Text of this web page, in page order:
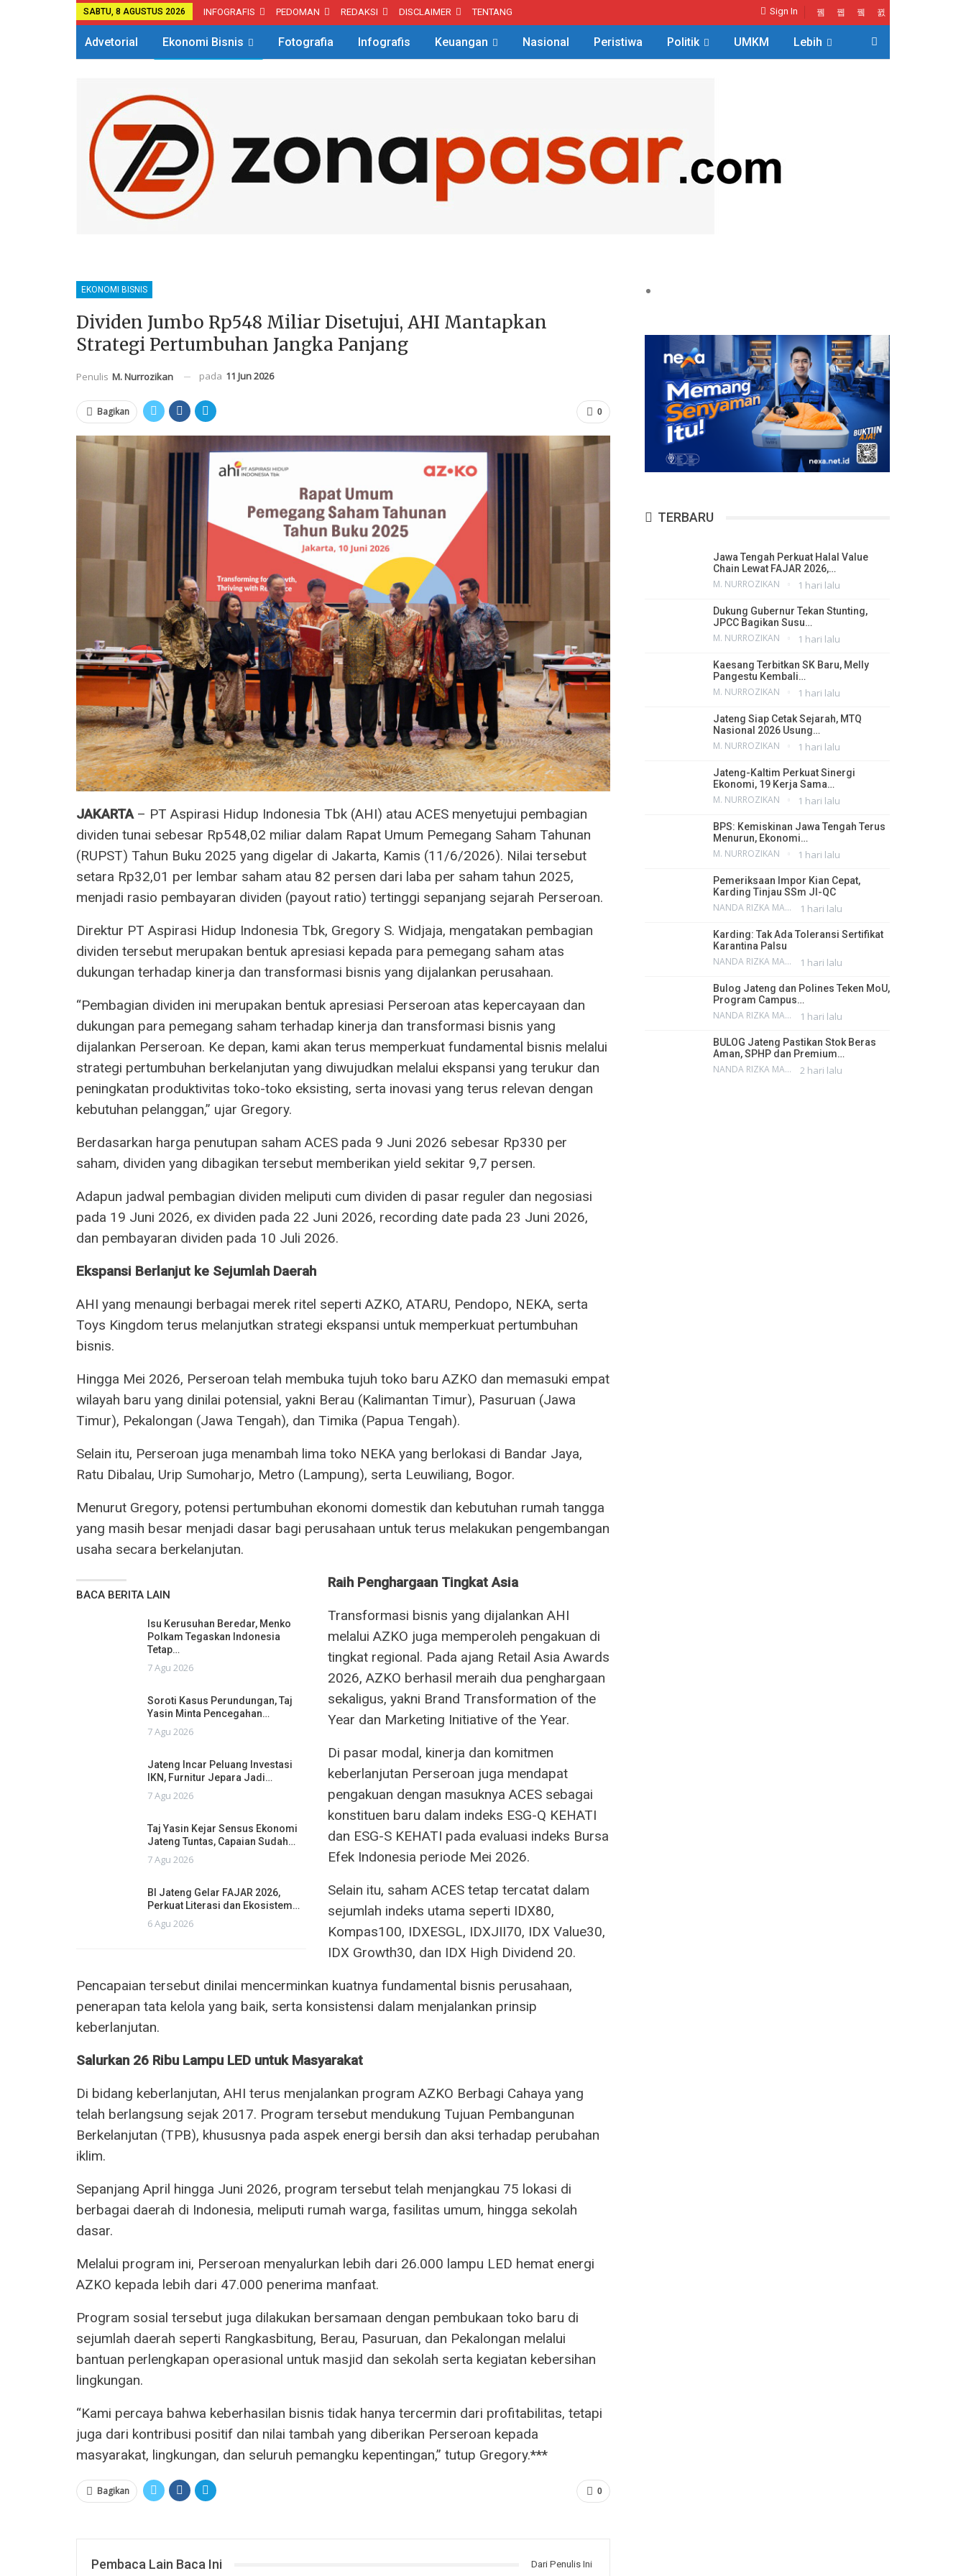
Sign In
SABTU, 8 AGUSTUS 2026 INFOGRAFIS PEDOMAN REDAKSI DISCLAIMER TENTANG
Advetorial Ekonomi Bisnis Fotografia Infografis Keuangan Nasional Peristiwa Politik UMKM Lebih
EKONOMI BISNIS
Dividen Jumbo Rp548 Miliar Disetujui, AHI Mantapkan
Strategi Pertumbuhan Jangka Panjang
Penulis M. Nurrozikan pada 11 Jun 2026
0
Bagikan
JAKARTA– PT Aspirasi Hidup Indonesia Tbk (AHI) atau ACES menyetujui pembagian
dividen tunai sebesar Rp548,02 miliar dalam Rapat Umum Pemegang Saham Tahunan
(RUPST) Tahun Buku 2025 yang digelar di Jakarta, Kamis (11/6/2026). Nilai tersebut
setara Rp32,01 per lembar saham atau 82 persen dari laba per saham tahun 2025,
menjadi rasio pembayaran dividen (payout ratio) tertinggi sepanjang sejarah Perseroan.
Direktur PT Aspirasi Hidup Indonesia Tbk, Gregory S. Widjaja, mengatakan pembagian
dividen tersebut merupakan bentuk apresiasi kepada para pemegang saham atas
dukungan terhadap kinerja dan transformasi bisnis yang dijalankan perusahaan.
“Pembagian dividen ini merupakan bentuk apresiasi Perseroan atas kepercayaan dan
dukungan para pemegang saham terhadap kinerja dan transformasi bisnis yang
dijalankan Perseroan. Ke depan, kami akan terus memperkuat fundamental bisnis melalui
strategi pertumbuhan berkelanjutan yang diwujudkan melalui ekspansi yang terukur dan
peningkatan produktivitas toko-toko eksisting, serta inovasi yang terus relevan dengan
kebutuhan pelanggan,” ujar Gregory.
Berdasarkan harga penutupan saham ACES pada 9 Juni 2026 sebesar Rp330 per
saham, dividen yang dibagikan tersebut memberikan yield sekitar 9,7 persen.
Adapun jadwal pembagian dividen meliputi cum dividen di pasar reguler dan negosiasi
pada 19 Juni 2026, ex dividen pada 22 Juni 2026, recording date pada 23 Juni 2026,
dan pembayaran dividen pada 10 Juli 2026.
Ekspansi Berlanjut ke Sejumlah Daerah
AHI yang menaungi berbagai merek ritel seperti AZKO, ATARU, Pendopo, NEKA, serta
Toys Kingdom terus melanjutkan strategi ekspansi untuk memperkuat pertumbuhan
bisnis.
Hingga Mei 2026, Perseroan telah membuka tujuh toko baru AZKO dan memasuki empat
wilayah baru yang dinilai potensial, yakni Berau (Kalimantan Timur), Pasuruan (Jawa
Timur), Pekalongan (Jawa Tengah), dan Timika (Papua Tengah).
Selain itu, Perseroan juga menambah lima toko NEKA yang berlokasi di Bandar Jaya,
Ratu Dibalau, Urip Sumoharjo, Metro (Lampung), serta Leuwiliang, Bogor.
Menurut Gregory, potensi pertumbuhan ekonomi domestik dan kebutuhan rumah tangga
yang masih besar menjadi dasar bagi perusahaan untuk terus melakukan pengembangan
usaha secara berkelanjutan.
BACA BERITA LAIN
Isu Kerusuhan Beredar, Menko
Polkam Tegaskan Indonesia
Tetap…
7 Agu 2026
Soroti Kasus Perundungan, Taj
Yasin Minta Pencegahan…
7 Agu 2026
Jateng Incar Peluang Investasi
IKN, Furnitur Jepara Jadi…
7 Agu 2026
Taj Yasin Kejar Sensus Ekonomi
Jateng Tuntas, Capaian Sudah…
7 Agu 2026
BI Jateng Gelar FAJAR 2026,
Perkuat Literasi dan Ekosistem…
6 Agu 2026
Raih Penghargaan Tingkat Asia
Transformasi bisnis yang dijalankan AHI
melalui AZKO juga memperoleh pengakuan di
tingkat regional. Pada ajang Retail Asia Awards
2026, AZKO berhasil meraih dua penghargaan
sekaligus, yakni Brand Transformation of the
Year dan Marketing Initiative of the Year.
Di pasar modal, kinerja dan komitmen
keberlanjutan Perseroan juga mendapat
pengakuan dengan masuknya ACES sebagai
konstituen baru dalam indeks ESG-Q KEHATI
dan ESG-S KEHATI pada evaluasi indeks Bursa
Efek Indonesia periode Mei 2026.
Selain itu, saham ACES tetap tercatat dalam
sejumlah indeks utama seperti IDX80,
Kompas100, IDXESGL, IDXJII70, IDX Value30,
IDX Growth30, dan IDX High Dividend 20.
Pencapaian tersebut dinilai mencerminkan kuatnya fundamental bisnis perusahaan,
penerapan tata kelola yang baik, serta konsistensi dalam menjalankan prinsip
keberlanjutan.
Salurkan 26 Ribu Lampu LED untuk Masyarakat
Di bidang keberlanjutan, AHI terus menjalankan program AZKO Berbagi Cahaya yang
telah berlangsung sejak 2017. Program tersebut mendukung Tujuan Pembangunan
Berkelanjutan (TPB), khususnya pada aspek energi bersih dan aksi terhadap perubahan
iklim.
Sepanjang April hingga Juni 2026, program tersebut telah menjangkau 75 lokasi di
berbagai daerah di Indonesia, meliputi rumah warga, fasilitas umum, hingga sekolah
dasar.
Melalui program ini, Perseroan menyalurkan lebih dari 26.000 lampu LED hemat energi
AZKO kepada lebih dari 47.000 penerima manfaat.
Program sosial tersebut juga dilakukan bersamaan dengan pembukaan toko baru di
sejumlah daerah seperti Rangkasbitung, Berau, Pasuruan, dan Pekalongan melalui
bantuan perlengkapan operasional untuk masjid dan sekolah serta kegiatan kebersihan
lingkungan.
“Kami percaya bahwa keberhasilan bisnis tidak hanya tercermin dari profitabilitas, tetapi
juga dari kontribusi positif dan nilai tambah yang diberikan Perseroan kepada
masyarakat, lingkungan, dan seluruh pemangku kepentingan,” tutup Gregory.***
0
Bagikan
Pembaca Lain Baca Ini Dari Penulis Ini
TERBARU
Jawa Tengah Perkuat Halal Value
Chain Lewat FAJAR 2026,…
M. NURROZIKAN 1 hari lalu
Dukung Gubernur Tekan Stunting,
JPCC Bagikan Susu…
M. NURROZIKAN 1 hari lalu
Kaesang Terbitkan SK Baru, Melly
Pangestu Kembali…
M. NURROZIKAN 1 hari lalu
Jateng Siap Cetak Sejarah, MTQ
Nasional 2026 Usung…
M. NURROZIKAN 1 hari lalu
Jateng-Kaltim Perkuat Sinergi
Ekonomi, 19 Kerja Sama…
M. NURROZIKAN 1 hari lalu
BPS: Kemiskinan Jawa Tengah Terus
Menurun, Ekonomi…
M. NURROZIKAN 1 hari lalu
Pemeriksaan Impor Kian Cepat,
Karding Tinjau SSm JI-QC
NANDA RIZKA MAHENDRA 1 hari lalu
Karding: Tak Ada Toleransi Sertifikat
Karantina Palsu
NANDA RIZKA MAHENDRA 1 hari lalu
Bulog Jateng dan Polines Teken MoU,
Program Campus…
NANDA RIZKA MAHENDRA 1 hari lalu
BULOG Jateng Pastikan Stok Beras
Aman, SPHP dan Premium…
NANDA RIZKA MAHENDRA 2 hari lalu